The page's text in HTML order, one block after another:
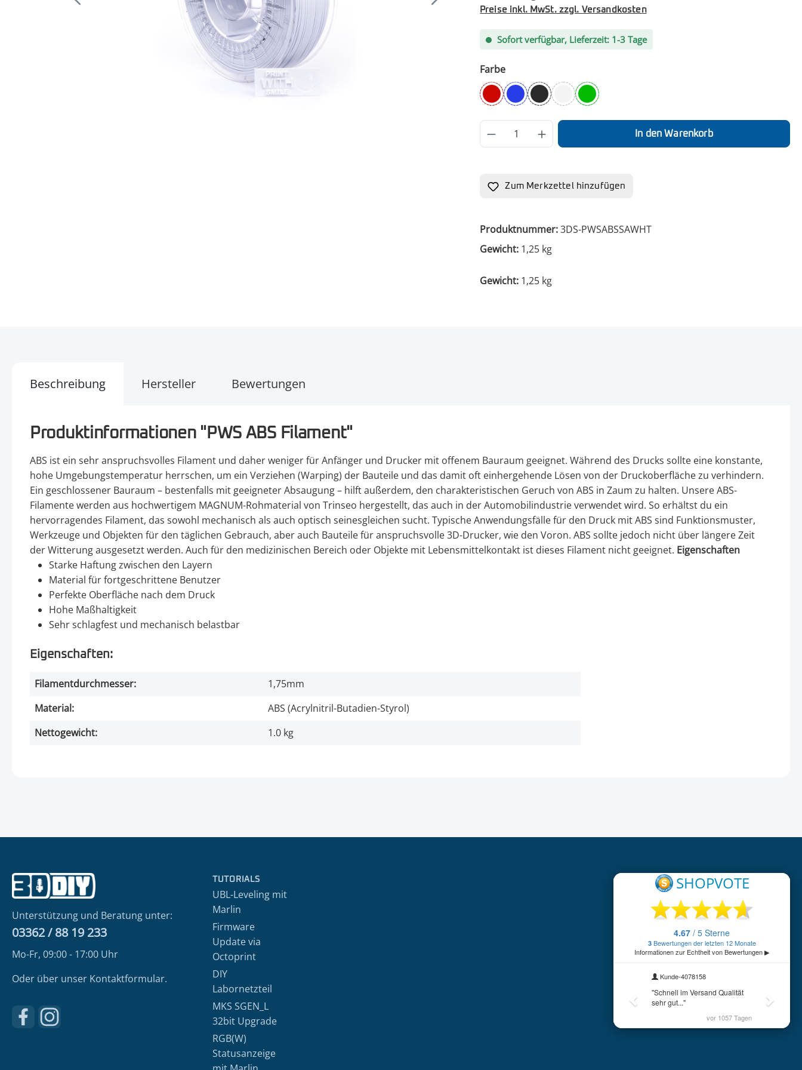
Preise inkl. MwSt. zzgl. Versandkosten
Sofort verfügbar, Lieferzeit: 1-3 Tage
Farbeauswählen
Cherry RedCobalt BlueSatine Black
Satine White
grün
Produkt Anzahl: Gib den gewünschten Wert
In den Warenkorb
Zum Merkzettel hinzufügen
Produktnummer:3DS-PWSABSSAWHT
Gewicht: 1,25 kg
Gewicht: 1,25 kg
Beschreibung Hersteller Bewertungen
Produktinformationen "PWS ABS Filament"
ABS ist ein sehr anspruchsvolles Filament und daher weniger für Anfänger und Drucker mit offenem Bauraum geeignet. Während des Drucks sollte eine konstante,
hohe Umgebungstemperatur herrschen, um ein Verziehen (Warping) der Bauteile und das damit oft einhergehende Lösen von der Druckoberfläche zu verhindern.
Ein geschlossener Bauraum – bestenfalls mit geeigneter Absaugung – hilft außerdem, den charakteristischen Geruch von ABS in Zaum zu halten. Unsere ABS-
Filamente werden aus hochwertigem MAGNUM-Rohmaterial von Trinseo hergestellt, das auch in der Automobilindustrie verwendet wird. So erhältst du ein
hervorragendes Filament, das sowohl mechanisch als auch optisch seinesgleichen sucht. Typische Anwendungsfälle für den Druck mit ABS sind Funktionsmuster,
Werkzeuge und Objekten für den täglichen Gebrauch, aber auch Bauteile für anspruchsvolle 3D-Drucker, wie den Voron. ABS sollte jedoch nicht über längere Zeit
der Witterung ausgesetzt werden. Auch für den medizinischen Bereich oder Objekte mit Lebensmittelkontakt ist dieses Filament nicht geeignet. Eigenschaften
Starke Haftung zwischen den Layern
Material für fortgeschrittene Benutzer
Perfekte Oberfläche nach dem Druck
Hohe Maßhaltigkeit
Sehr schlagfest und mechanisch belastbar
Eigenschaften:
Filamentdurchmesser:
1,75mm
Material:
ABS (Acrylnitril-Butadien-Styrol)
Nettogewicht:
1.0 kg
Unterstützung und Beratung unter:
03362 / 88 19 233
Mo-Fr, 09:00 - 17:00 Uhr
Oder über unser Kontaktformular.
Besuche uns auf Facebook – öffnet in neuem Tab (externer Link)
Schau auf Instagram vorbei – öffnet in neuem Tab (externer Link)
TUTORIALS
UBL-Leveling mit
Marlin
Firmware
Update via
Octoprint
DIY
Labornetzteil
MKS SGEN_L
32bit Upgrade
RGB(W)
Statusanzeige